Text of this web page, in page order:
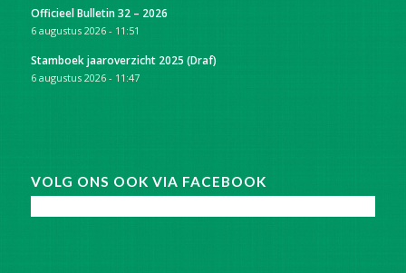
Officieel Bulletin 32 – 2026
6 augustus 2026 - 11:51
Stamboek jaaroverzicht 2025 (Draf)
6 augustus 2026 - 11:47
VOLG ONS OOK VIA FACEBOOK